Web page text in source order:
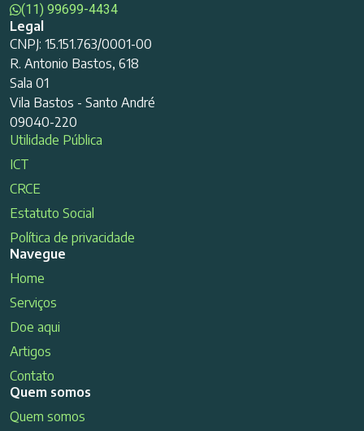
(11) 99699-4434
Legal
CNPJ: 15.151.763/0001-00
R. Antonio Bastos, 618
Sala 01
Vila Bastos - Santo André
09040-220
Utilidade Pública
ICT
CRCE
Estatuto Social
Política de privacidade
Navegue
Home
Serviços
Doe aqui
Artigos
Contato
Quem somos
Quem somos